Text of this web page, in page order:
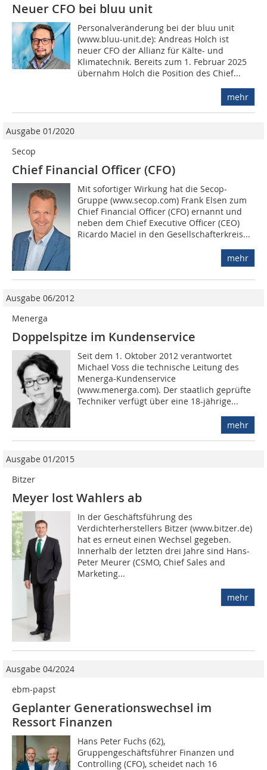
Neuer CFO bei bluu unit
Personalveränderung bei der bluu unit
(www.bluu-unit.de): Andreas Holch ist
neuer CFO der Allianz für Kälte- und
Klimatechnik. Bereits zum 1. Februar 2025
übernahm Holch die Position des Chief...
mehr
Ausgabe 01/2020
Secop
Chief Financial Officer (CFO)
Mit sofortiger Wirkung hat die Secop-
Gruppe (www.secop.com) Frank Elsen zum
Chief Financial Officer (CFO) ernannt und
neben dem Chief Executive Officer (CEO)
Ricardo Maciel in den Gesellschafterkreis...
mehr
Ausgabe 06/2012
Menerga
Doppelspitze im Kundenservice
Seit dem 1. Oktober 2012 verantwortet
Michael Voss die technische Leitung des
Me­nerga-Kundenservice
(www.menerga.com). Der staatlich geprüfte
Techniker verfügt über eine 18-jährige...
mehr
Ausgabe 01/2015
Bitzer
Meyer lost Wahlers ab
In der Geschäftsführung des
Verdichterherstellers Bitzer (www.bitzer.de)
hat es erneut einen Wechsel gegeben.
Innerhalb der letzten drei Jahre sind Hans-
Peter Meurer (CSMO, Chief Sales and
Marketing...
mehr
Ausgabe 04/2024
ebm-papst
Geplanter Generationswechsel im
Ressort Finanzen
Hans Peter Fuchs (62),
Gruppengeschäftsführer Finanzen und
Controlling (CFO), scheidet nach 16